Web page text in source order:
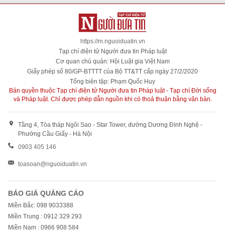
https://m.nguoiduatin.vn
Tạp chí điện tử Người đưa tin Pháp luật
Cơ quan chủ quản: Hội Luật gia Việt Nam
Giấy phép số 80/GP-BTTTT của Bộ TT&TT cấp ngày 27/2/2020
Tổng biên tập: Phạm Quốc Huy
Bản quyền thuộc Tạp chí điện tử Người đưa tin Pháp luật - Tạp chí Đời sống
và Pháp luật. Chỉ được phép dẫn nguồn khi có thoả thuận bằng văn bản.
Tầng 4, Tòa tháp Ngôi Sao - Star Tower, đường Dương Đình Nghệ -
Phường Cầu Giấy - Hà Nội
0903 405 146
toasoan@nguoiduatin.vn
BÁO GIÁ QUẢNG CÁO
Miền Bắc: 098 9033388
Miền Trung : 0912 329 293
Miền Nam : 0966 908 584